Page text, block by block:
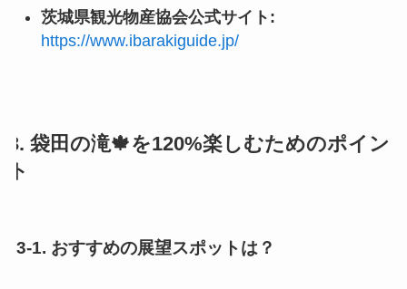
茨城県観光物産協会公式サイト:
https://www.ibarakiguide.jp/
3. 袋田の滝🍁を120%楽しむためのポイン
ト
3-1. おすすめの展望スポットは？